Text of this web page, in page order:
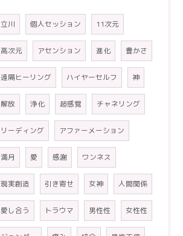
立川 個人セッション 11次元
高次元 アセンション 進化 豊かさ
遠隔ヒーリング ハイヤーセルフ 神
解放 浄化 超感覚 チャネリング
リーディング アファーメーション
満月 愛 感謝 ワンネス
現実創造 引き寄せ 女神 人間関係
愛し合う トラウマ 男性性 女性性